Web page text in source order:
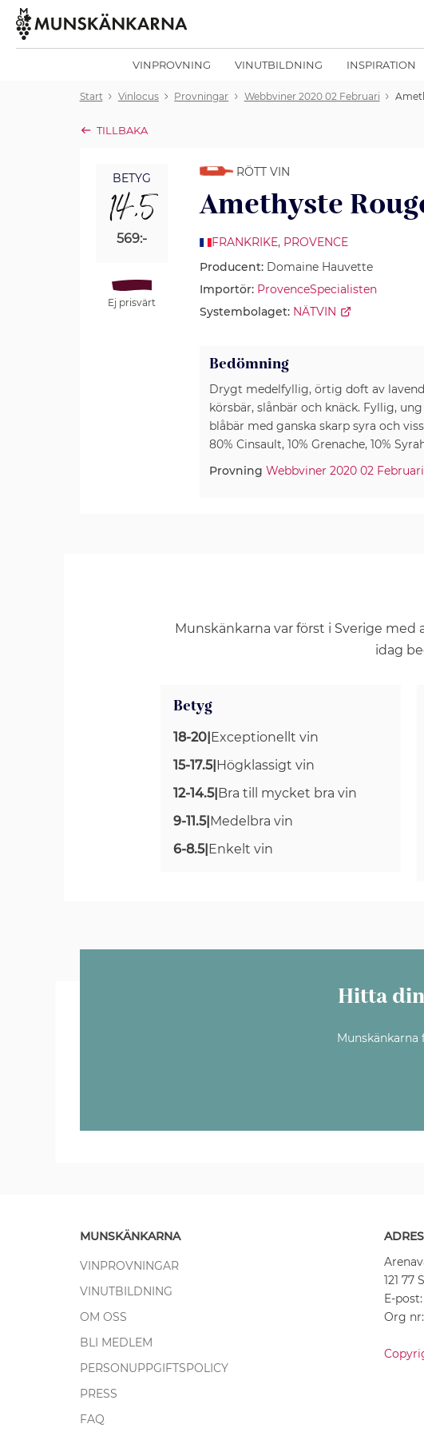
VINPROVNING VINUTBILDNING INSPIRATION
Start Vinlocus Provningar Webbviner 2020 02 Februari
TILLBAKA
BETYG
14,5
569:-
Ej prisvärt
RÖTT VIN
Amethyste
FRANKRIKE, PROVENCE
Producent:Domaine Hauvette
Importör: ProvenceSpecialisten
Systembolaget: NÄTVIN
Bedömning
Drygt medelfyllig, örtig doft av
körsbär, slånbär och knäck. Fyllig,
blåbär med ganska skarp syra och
80% Cinsault, 10% Grenache, 10%
Provning Webbviner 2020 02 Februari
Munskänkarna var först i Sverige
idag
Betyg
18-20|Exceptionellt vin
15-17.5|Högklassigt vin
12-14.5|Bra till mycket bra vin
9-11.5|Medelbra vin
6-8.5|Enkelt vin
Hitta
MUNSKÄNKARNA
VINPROVNINGAR
VINUTBILDNING
OM OSS
BLI MEDLEM
PERSONUPPGIFTSPOLICY
PRESS
FAQ
121 77
E-post:
Org